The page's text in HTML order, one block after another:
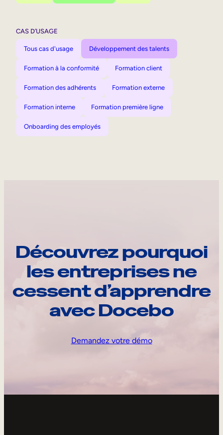
CAS D’USAGE
Tous cas d'usage Développement des talents
Formation à la conformité Formation client
Formation des adhérents Formation externe
Formation interne Formation première ligne
Onboarding des employés
Découvrez pourquoi
les entreprises ne
cessent d’apprendre
avec Docebo
Demandez votre démo